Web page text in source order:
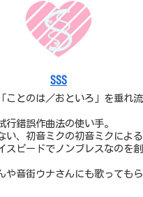
SSS
ことのは／おといろ」を垂れ
行錯誤作曲法の使い手。
い、初音ミクの初音ミクによ
スピードでノンブレスなのを
や音街ウナさんにも歌っても